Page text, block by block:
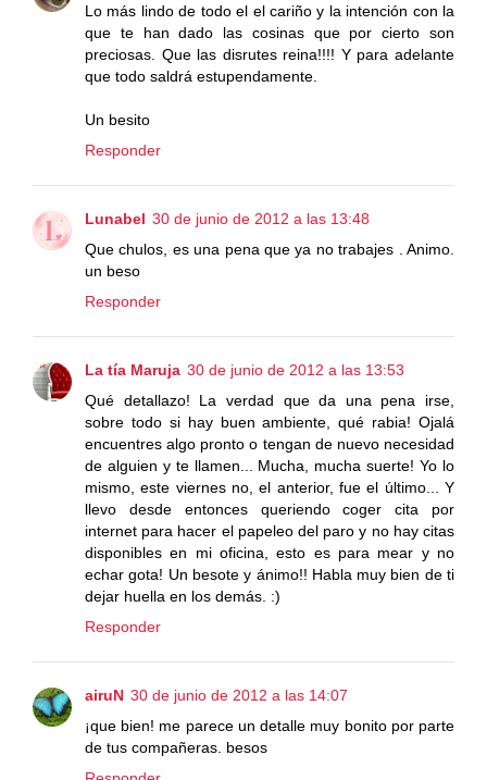
Lo más lindo de todo el el cariño y la intención con la
que te han dado las cosinas que por cierto son
preciosas. Que las disrutes reina!!!! Y para adelante
que todo saldrá estupendamente.
Un besito
Responder
Lunabel 30 de junio de 2012 a las 13:48
Que chulos, es una pena que ya no trabajes . Animo.
un beso
Responder
La tía Maruja 30 de junio de 2012 a las 13:53
Qué detallazo! La verdad que da una pena irse,
sobre todo si hay buen ambiente, qué rabia! Ojalá
encuentres algo pronto o tengan de nuevo necesidad
de alguien y te llamen... Mucha, mucha suerte! Yo lo
mismo, este viernes no, el anterior, fue el último... Y
llevo desde entonces queriendo coger cita por
internet para hacer el papeleo del paro y no hay citas
disponibles en mi oficina, esto es para mear y no
echar gota! Un besote y ánimo!! Habla muy bien de ti
dejar huella en los demás. :)
Responder
airuN 30 de junio de 2012 a las 14:07
¡que bien! me parece un detalle muy bonito por parte
de tus compañeras. besos